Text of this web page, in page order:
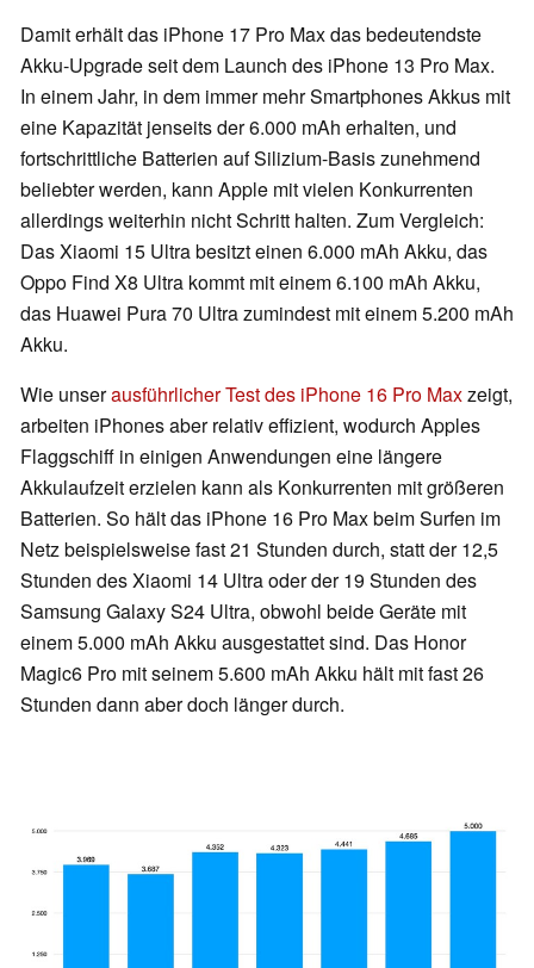
Damit erhält das iPhone 17 Pro Max das bedeutendste
Akku-Upgrade seit dem Launch des iPhone 13 Pro Max.
In einem Jahr, in dem immer mehr Smartphones Akkus mit
eine Kapazität jenseits der 6.000 mAh erhalten, und
fortschrittliche Batterien auf Silizium-Basis zunehmend
beliebter werden, kann Apple mit vielen Konkurrenten
allerdings weiterhin nicht Schritt halten. Zum Vergleich:
Das Xiaomi 15 Ultra besitzt einen 6.000 mAh Akku, das
Oppo Find X8 Ultra kommt mit einem 6.100 mAh Akku,
das Huawei Pura 70 Ultra zumindest mit einem 5.200 mAh
Akku.
Wie unserausführlicher Test des iPhone 16 Pro Maxzeigt,
arbeiten iPhones aber relativ effizient, wodurch Apples
Flaggschiff in einigen Anwendungen eine längere
Akkulaufzeit erzielen kann als Konkurrenten mit größeren
Batterien. So hält das iPhone 16 Pro Max beim Surfen im
Netz beispielsweise fast 21 Stunden durch, statt der 12,5
Stunden des Xiaomi 14 Ultra oder der 19 Stunden des
Samsung Galaxy S24 Ultra, obwohl beide Geräte mit
einem 5.000 mAh Akku ausgestattet sind. Das Honor
Magic6 Pro mit seinem 5.600 mAh Akku hält mit fast 26
Stunden dann aber doch länger durch.